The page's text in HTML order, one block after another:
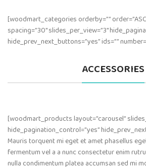
[woodmart_categories orderby=””
spacing=”30″ slides_per_view=”3″
hide_prev_next_buttons=”yes” ids=””
ACCESSORIES
[woodmart_products layout=”carousel”
hide_pagination_control=”yes”
Mauris torquent mi eget et amet phasellus
fermentum vel a a nunc consectetur enim
nulla condimentum platea accumsan sed mi